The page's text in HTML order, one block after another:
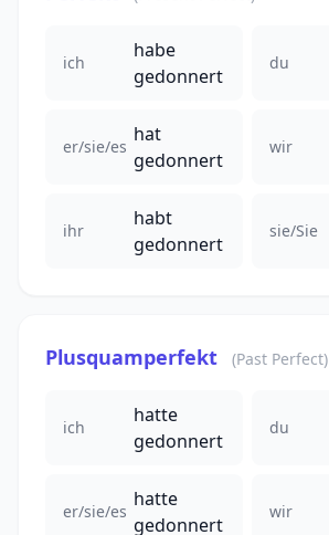
ich
habe
gedonnert
du
er/sie/es
hat
gedonnert
wir
ihr
habt
gedonnert
sie/Sie
Plusquamperfekt (Past Perfect)
ich
hatte
gedonnert
du
er/sie/es
hatte
gedonnert
wir